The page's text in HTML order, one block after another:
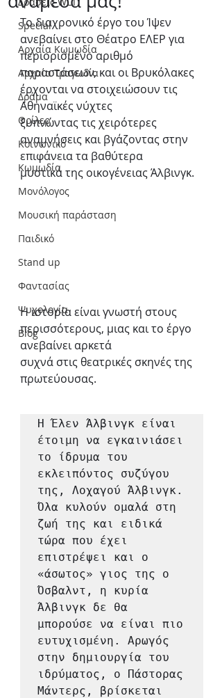
Special
Αρχαία Κωμωδία
Αρχαία Τραγωδία
Δράμα
Θρίλερ
Κοινωνικό
Κωμωδία
Μονόλογος
Μουσική παράσταση
Παιδικό
Stand up
Φαντασίας
Ψυχολογία
Blog
Το διαχρονικό έργο του Ίψεν
ανεβαίνει στο Θέατρο ΕΛΕΡ για
περιορισμένο αριθμό
παραστάσεων, και οι Βρυκόλακες
έρχονται να στοιχειώσουν τις
Αθηναϊκές νύχτες
ξυπνώντας τις χειρότερες
αναμνήσεις και βγάζοντας στην
επιφάνεια τα βαθύτερα
μυστικά της οικογένειας Άλβινγκ.
Η ιστορία είναι γνωστή στους
περισσότερους, μιας και το έργο
ανεβαίνει αρκετά
συχνά στις θεατρικές σκηνές της
πρωτεύουσας.
Η Έλεν Άλβινγκ είναι
έτοιμη να εγκαινιάσει
το ίδρυμα του
εκλειπόντος συζύγου
της, Λοχαγού Άλβινγκ.
Όλα κυλούν ομαλά στη
ζωή της και ειδικά
τώρα που έχει
επιστρέψει και ο
«άσωτος» γιος της ο
Όσβαλντ, η κυρία
Άλβινγκ δε θα
μπορούσε να είναι πιο
ευτυχισμένη. Αρωγός
στην δημιουργία του
ιδρύματος, ο Πάστορας
Μάντερς, βρίσκεται